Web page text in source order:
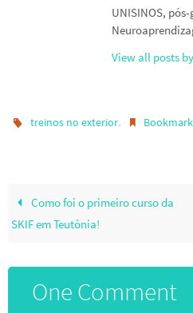
UNISINOS,
View all posts
treinos no exterior. Bookmark
Como foi o primeiro curso da
SKIF em Teutônia!
One Comment